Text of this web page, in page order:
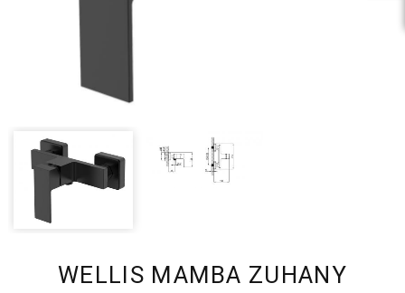
WELLIS MAMBA ZUHANY